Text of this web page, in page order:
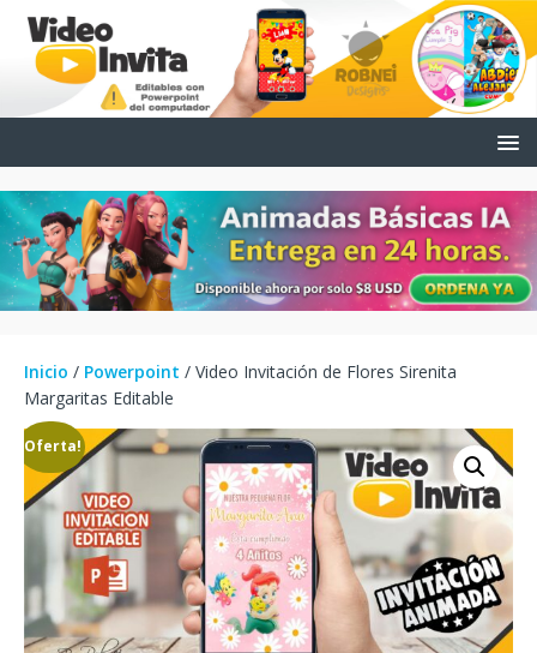
Inicio / Powerpoint / Video Invitación de Flores Sirenita
Margaritas Editable
¡Oferta!